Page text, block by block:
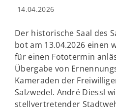
14.04.2026
Der historische Saal des
bot am 13.04.2026 einen
für einen Fototermin
Übergabe von
Kameraden der
Salzwedel. André Diessl
stellvertretender